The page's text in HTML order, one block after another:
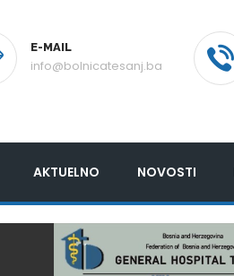
E-MAIL
info@bolnicatesanj.ba
AKTUELNO NOVOSTI